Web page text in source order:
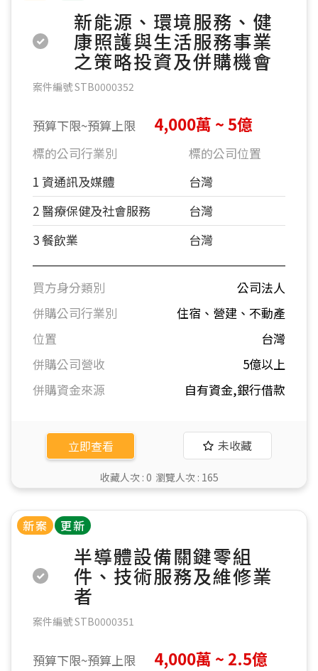
新能源、環境服務、健
康照護與生活服務事業
之策略投資及併購機會
案件編號 STB0000352
預算下限~預算上限 4,000萬 ~ 5億
標的公司行業別
標的公司位置
1 資通訊及媒體
台灣
2 醫療保健及社會服務
台灣
3 餐飲業
台灣
買方身分類別
公司法人
併購公司行業別
住宿、營建、不動產
位置
台灣
併購公司營收
5億以上
併購資金來源
自有資金,銀行借款
立即查看 未收藏
收藏人次 : 0 瀏覽人次 : 165
新案 更新
半導體設備關鍵零組
件、技術服務及維修業
者
案件編號 STB0000351
預算下限~預算上限 4,000萬 ~ 2.5億